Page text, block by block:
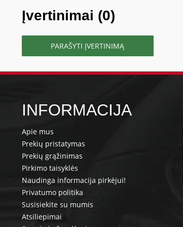
Įvertinimai (0)
PARAŠYTI ĮVERTINIMĄ
INFORMACIJA
Apie mus
Prekių pristatymas
Prekių grąžinimas
Pirkimo taisyklės
Naudinga informacija pirkėjui!
Privatumo politika
Susisiekite su mumis
Atsiliepimai